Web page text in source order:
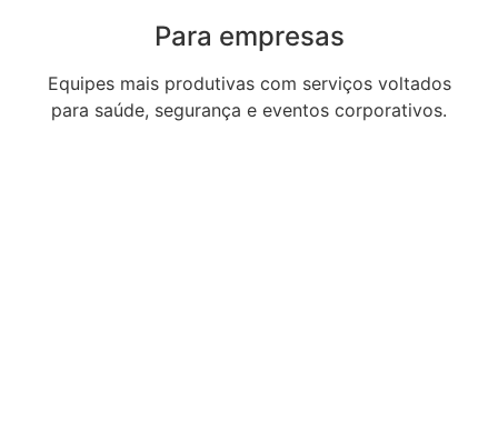
Para empresas
Equipes mais produtivas com serviços voltados
para saúde, segurança e eventos corporativos.